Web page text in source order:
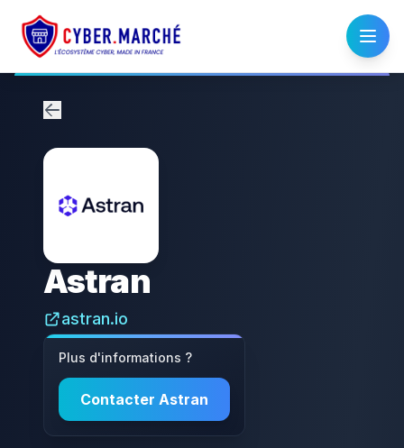
Astran
astran.io
Plus d'informations ?
Contacter Astran